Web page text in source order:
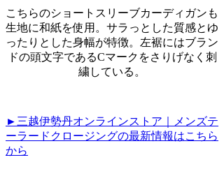
こちらのショートスリーブカーディガンも
生地に和紙を使用。サラっとした質感とゆ
ったりとした身幅が特徴。左裾にはブラン
ドの頭文字であるCマークをさりげなく刺
繍している。
►三越伊勢丹オンラインストア｜メンズテ
ーラードクロージングの最新情報はこちら
から